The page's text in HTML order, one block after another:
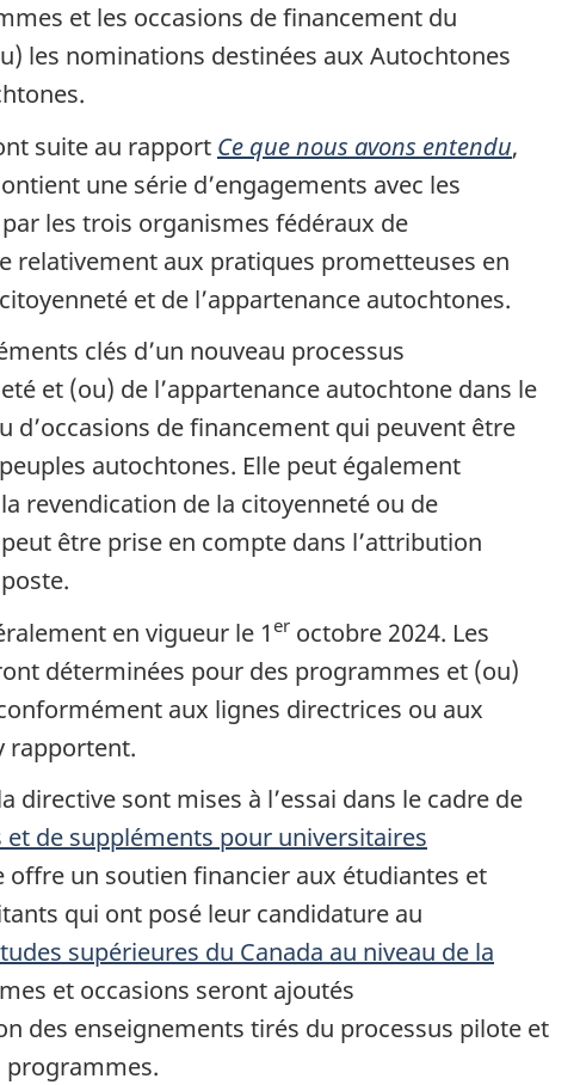
et les occasions de financement du
les nominations destinées aux Autochtones
suite au rapport Ce que nous avons entendu,
une série d’engagements avec les
les trois organismes fédéraux de
relativement aux pratiques prometteuses en
et de l’appartenance autochtones.
clés d’un nouveau processus
et (ou) de l’appartenance autochtone dans le
d’occasions de financement qui peuvent être
autochtones. Elle peut également
revendication de la citoyenneté ou de
être prise en compte dans l’attribution
en vigueur le 1 er octobre 2024. Les
déterminées pour des programmes et (ou)
aux lignes directrices ou aux
rapportent.
directive sont mises à l’essai dans le cadre de
de suppléments pour universitaires
offre un soutien financier aux étudiantes et
qui ont posé leur candidature au
supérieures du Canada au niveau de la
et occasions seront ajoutés
des enseignements tirés du processus pilote et
programmes.